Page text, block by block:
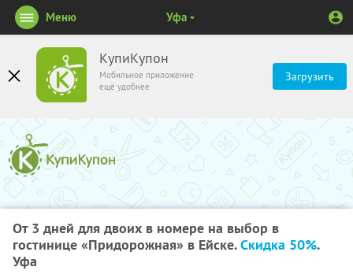
КупиКупон
Мобильное приложение
ещё удобнее
Загрузить
Меню Уфа
От 3 дней для двоих в номере на выбор в
гостинице «Придорожная» в Ейске.Скидка 50%.
Уфа